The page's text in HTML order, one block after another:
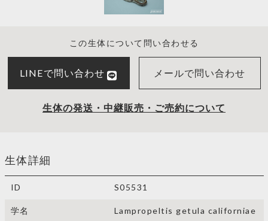
この生体について問い合わせる
LINEで問い合わせ メールで問い合わせ
生体の発送・中継販売・ご売約について
生体詳細
ID S05531
学名 Lampropeltis getula californiae